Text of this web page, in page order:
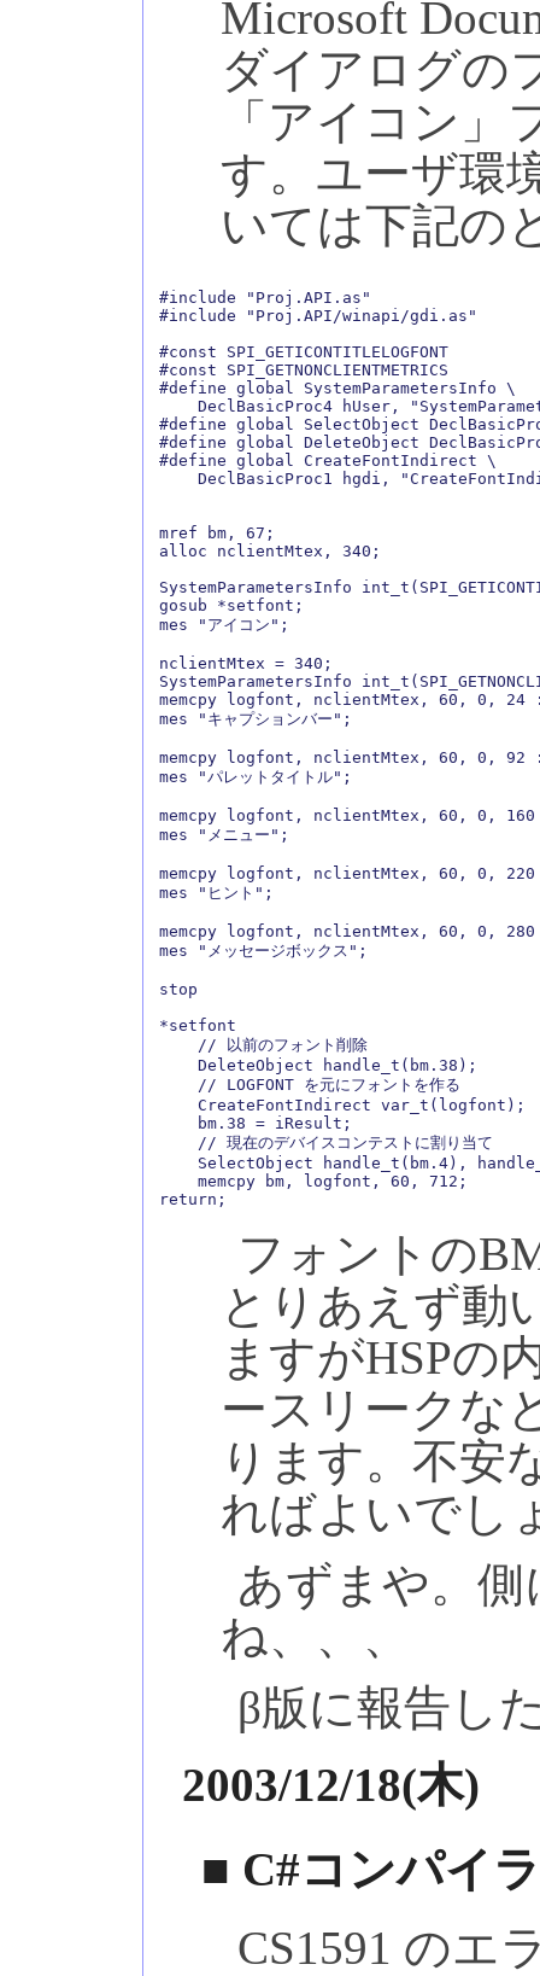
Microsoft
ダイアログの
「アイコン
す。ユーザ環
いては下記の
#include "Proj.API.as"
#include "Proj.API/winapi/gdi.as"
#const SPI_GETICONTITLELOGFONT
#const SPI_GETNONCLIENTMETRICS
#define global SystemParametersInfo \
DeclBasicProc4 hUser,
#define global SelectObject
#define global DeleteObject
#define global CreateFontIndirect \
DeclBasicProc1 hgdi,
mref bm, 67;
alloc nclientMtex, 340;
SystemParametersInfo
gosub *setfont;
mes "アイコン";
nclientMtex = 340;
SystemParametersInfo
memcpy logfont, nclientMtex, 60, 0,
mes "キャプションバー";
memcpy logfont, nclientMtex, 60, 0,
mes "パレットタイトル";
memcpy logfont, nclientMtex, 60, 0,
mes "メニュー";
memcpy logfont, nclientMtex, 60, 0,
mes "ヒント";
memcpy logfont, nclientMtex, 60, 0,
mes "メッセージボックス";
stop
*setfont
    // 以前のフォント削除
    DeleteObject handle_t(bm.38);
    // LOGFONT を元にフォントを作る
    CreateFontIndirect var_t(logfont);
    bm.38 = iResult;
    // 現在のデバイスコンテストに割り当て
SelectObject handle_t(bm.4),
    memcpy bm, logfont, 60, 712;
フォントの
とりあえず動
ますがHSPの
ースリークな
ります。不安
ればよいでし
あずまや。
ね、、、
β版に報告し
2003/12/18(木)
■ C#コンパイ
CS1591 のエ